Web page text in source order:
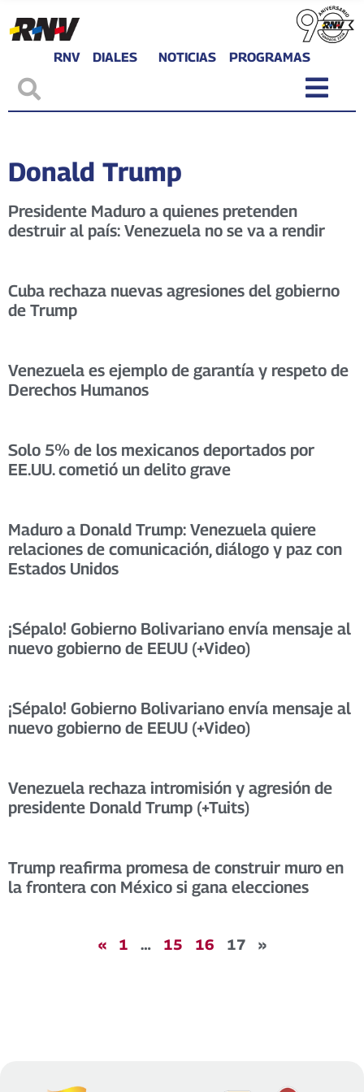
RNV DIALES NOTICIAS PROGRAMAS
Donald Trump
Presidente Maduro a quienes pretenden
destruir al país: Venezuela no se va a rendir
Cuba rechaza nuevas agresiones del gobierno
de Trump
Venezuela es ejemplo de garantía y respeto de
Derechos Humanos
Solo 5% de los mexicanos deportados por
EE.UU. cometió un delito grave
Maduro a Donald Trump: Venezuela quiere
relaciones de comunicación, diálogo y paz con
Estados Unidos
¡Sépalo! Gobierno Bolivariano envía mensaje al
nuevo gobierno de EEUU (+Video)
¡Sépalo! Gobierno Bolivariano envía mensaje al
nuevo gobierno de EEUU (+Video)
Venezuela rechaza intromisión y agresión de
presidente Donald Trump (+Tuits)
Trump reafirma promesa de construir muro en
la frontera con México si gana elecciones
« 1 … 15 16 17 »